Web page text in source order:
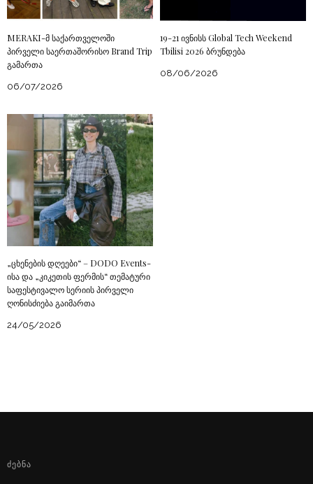
MERAKI-მ საქართველოში
პირველი საერთაშორისო Brand Trip
გამართა
06/07/2026
19-21 ივნისს Global Tech Weekend
Tbilisi 2026 ბრუნდება
08/06/2026
„ცხენების დღეები“ – DODO Events-
ისა და „კიკეთის ფერმის“ თემატური
საფესტივალო სერიის პირველი
ღონისძიება გაიმართა
24/05/2026
ᲫᲔᲑᲜᲐ